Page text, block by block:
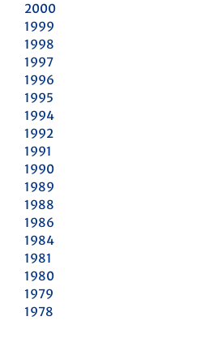
2000
1999
1998
1997
1996
1995
1994
1992
1991
1990
1989
1988
1986
1984
1981
1980
1979
1978